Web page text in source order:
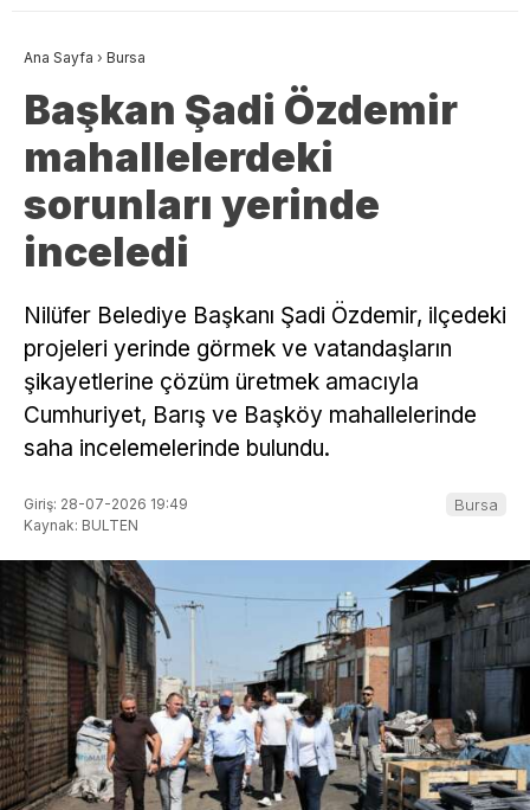
Ana Sayfa › Bursa
Başkan Şadi Özdemir
mahallelerdeki
sorunları yerinde
inceledi
Nilüfer Belediye Başkanı Şadi Özdemir, ilçedeki
projeleri yerinde görmek ve vatandaşların
şikayetlerine çözüm üretmek amacıyla
Cumhuriyet, Barış ve Başköy mahallelerinde
saha incelemelerinde bulundu.
Giriş: 28-07-2026 19:49
Kaynak: BULTEN
Bursa